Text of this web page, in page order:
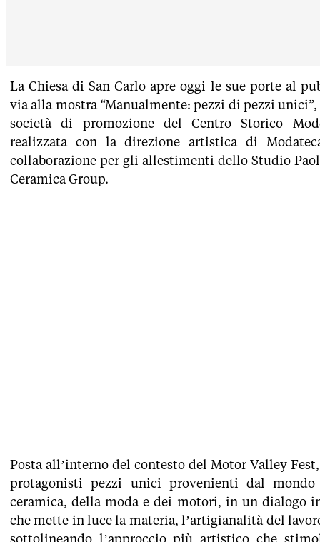
La Chiesa di San Carlo apre oggi le sue porte al
via alla mostra “Manualmente: pezzi di pezzi
società di promozione del Centro Storico
realizzata con la direzione artistica di
collaborazione per gli allestimenti dello Studio
Ceramica Group.
Posta all’interno del contesto del Motor Valley
protagonisti pezzi unici provenienti dal
ceramica, della moda e dei motori, in un dialogo
che mette in luce la materia, l’artigianalità del
sottolineando l’approccio più artistico che